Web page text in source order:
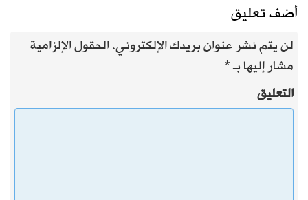
أضف تعليق
لن يتم نشر عنوان بريدك الإلكتروني.الحقول الإلزامية
مشار إليها بـ*
التعليق